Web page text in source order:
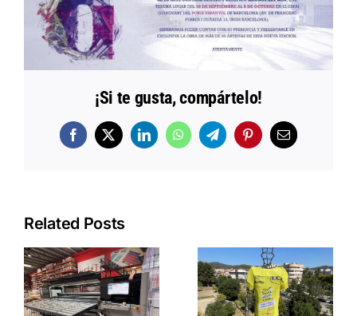
¡Si te gusta, compártelo!
Facebook
X LinkedInWhatsAppTelegramPinterestEmail
Related Posts